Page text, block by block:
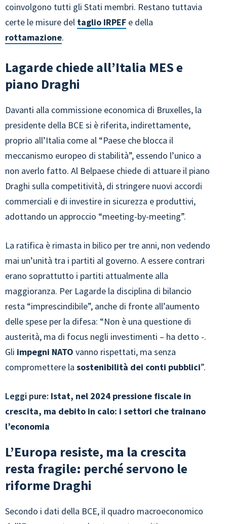
coinvolgono tutti gli Stati membri. Restano tuttavia
certe le misure del taglio IRPEF e della
rottamazione.
Lagarde chiede all’Italia MES e
piano Draghi
Davanti alla commissione economica di Bruxelles, la
presidente della BCE si è riferita, indirettamente,
proprio all’Italia come al “Paese che blocca il
meccanismo europeo di stabilità”, essendo l’unico a
non averlo fatto. Al Belpaese chiede di attuare il piano
Draghi sulla competitività, di stringere nuovi accordi
commerciali e di investire in sicurezza e produttivi,
adottando un approccio “meeting-by-meeting”.
La ratifica è rimasta in bilico per tre anni, non vedendo
mai un’unità tra i partiti al governo. A essere contrari
erano soprattutto i partiti attualmente alla
maggioranza. Per Lagarde la disciplina di bilancio
resta “imprescindibile”, anche di fronte all’aumento
delle spese per la difesa: “Non è una questione di
austerità, ma di focus negli investimenti – ha detto -.
Gli impegni NATO vanno rispettati, ma senza
compromettere la sostenibilità dei conti pubblici”.
Leggi pure: Istat, nel 2024 pressione fiscale in
crescita, ma debito in calo: i settori che trainano
l’economia
L’Europa resiste, ma la crescita
resta fragile: perché servono le
riforme Draghi
Secondo i dati della BCE, il quadro macroeconomico